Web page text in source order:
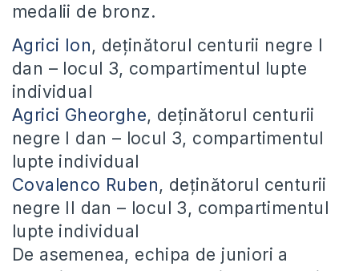
medalii de bronz.
Agrici Ion, deținătorul centurii negre I
dan – locul 3, compartimentul lupte
individual
Agrici Gheorghe, deținătorul centurii
negre I dan – locul 3, compartimentul
lupte individual
Covalenco Ruben, deținătorul centurii
negre II dan – locul 3, compartimentul
lupte individual
De asemenea, echipa de juniori a